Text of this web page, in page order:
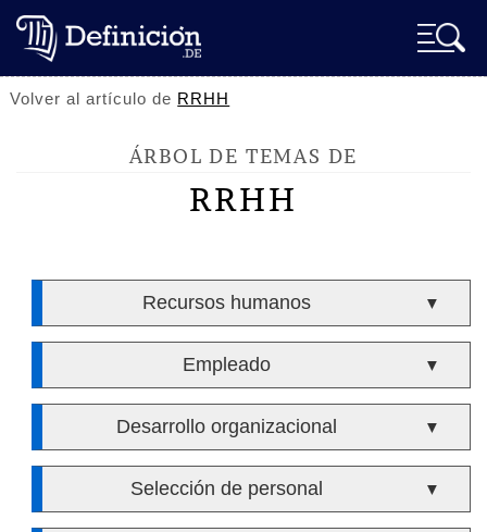
Volver al artículo de RRHH
ÁRBOL DE TEMAS DE
RRHH
Recursos humanos ▼
Empleado ▼
Desarrollo organizacional ▼
Selección de personal ▼